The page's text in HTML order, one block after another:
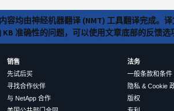
均由神经机器翻译 (NMT) 工具翻译完成。
准确性的问题，可以使用文章底部的反馈选
销售
先试后买
寻找合作伙伴
与 NetApp 合作
法务
一般条款和条件
隐私 & Cookie
版权